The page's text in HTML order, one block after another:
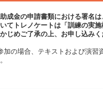
成金の申請書類における署名
てトレノケートは「訓練の実
じめご了承の上、お申し込み
加の場合、テキストおよび演